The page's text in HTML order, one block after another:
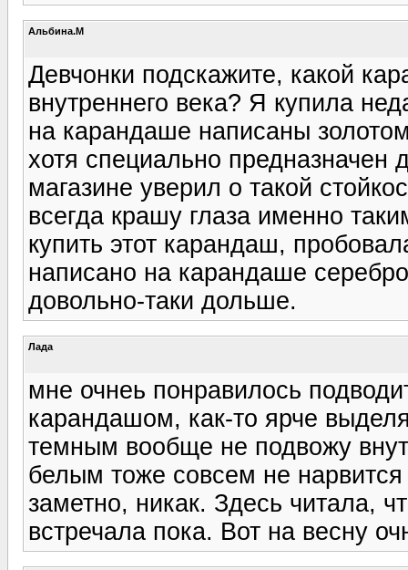
Альбина.М
Девчонки подскажите, какой
внутреннего века? Я купила
на карандаше написаны
хотя специально предназначен
магазине уверил о такой
всегда крашу глаза именно
купить этот карандаш,
написано на карандаше
довольно-таки дольше.
Лада
мне очнеь понравилось
карандашом, как-то ярче
темным вообще не подвожу
белым тоже совсем не
заметно, никак. Здесь читала,
встречала пока. Вот на весну